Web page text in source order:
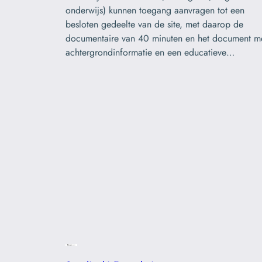
onderwijs) kunnen toegang aanvragen tot een
besloten gedeelte van de site, met daarop de
documentaire van 40 minuten en het document
achtergrondinformatie en een educatieve…